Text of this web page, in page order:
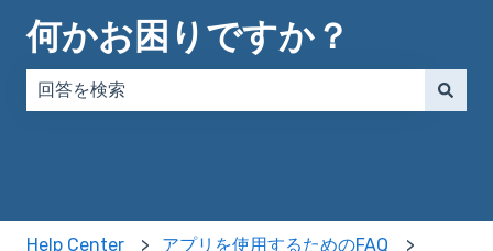
何かお困りですか？
Help Center アプリを使用するためのFAQ